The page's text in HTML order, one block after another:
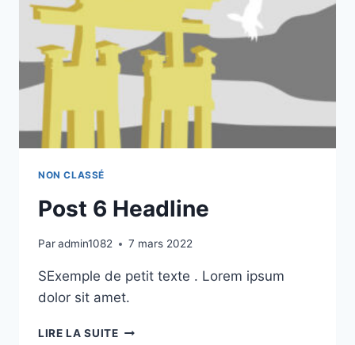
NON CLASSÉ
Post 6 Headline
Paradmin1082 7 mars 2022
SExemple de petit texte . Lorem ipsum
dolor sit amet.
LIRE LA SUITEPOST